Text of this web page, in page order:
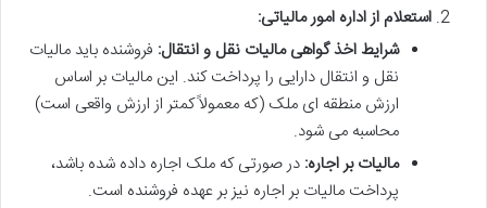
استعلام از اداره امور مالیاتی:
شرایط اخذ گواهی مالیات نقل و انتقال: فروشنده باید مالیات
نقل و انتقال دارایی را پرداخت کند. این مالیات بر اساس
ارزش منطقه ای ملک (که معمولاً کمتر از ارزش واقعی است)
محاسبه می شود.
مالیات بر اجاره: در صورتی که ملک اجاره داده شده باشد،
پرداخت مالیات بر اجاره نیز بر عهده فروشنده است.